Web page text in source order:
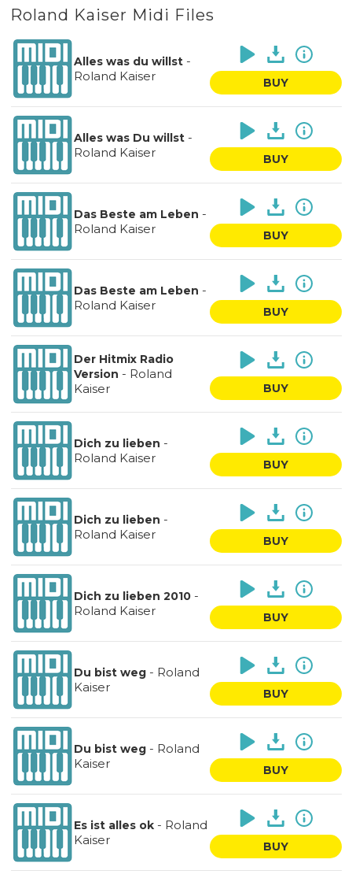
Roland Kaiser Midi Files
Alles was du willst-
Roland Kaiser
BUY
Alles was Du willst-
Roland Kaiser
BUY
Das Beste am Leben -
Roland Kaiser
BUY
Das Beste am Leben -
Roland Kaiser
BUY
Der Hitmix Radio
Version - Roland
Kaiser
BUY
Dich zu lieben -
Roland Kaiser
BUY
Dich zu lieben -
Roland Kaiser
BUY
Dich zu lieben 2010-
Roland Kaiser
BUY
Du bist weg- Roland
Kaiser
BUY
Du bist weg- Roland
Kaiser
BUY
Es ist alles ok- Roland
Kaiser
BUY